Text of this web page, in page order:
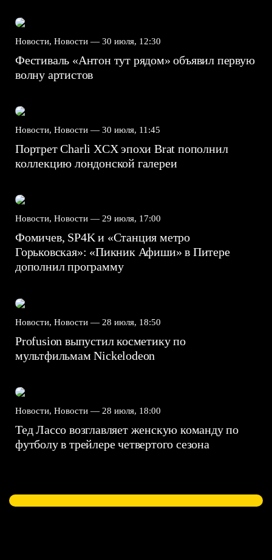
Новости, Новости — 30 июля, 12:30
Фестиваль «Антон тут рядом» объявил первую
волну артистов
Новости, Новости — 30 июля, 11:45
Портрет Charli XCX эпохи Brat пополнил
коллекцию лондонской галереи
Новости, Новости — 29 июля, 17:00
Фомичев, SP4K и «Станция метро
Горьковская»: «Пикник Афиши» в Питере
дополнил программу
Новости, Новости — 28 июля, 18:50
Profusion выпустил косметику по
мультфильмам Nickelodeon
Новости, Новости — 28 июля, 18:00
Тед Лассо возглавляет женскую команду по
футболу в трейлере четвертого сезона